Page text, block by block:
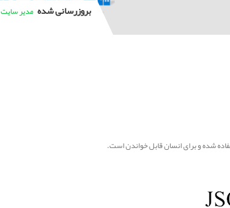
بروزرسانی شده مدیر سایت